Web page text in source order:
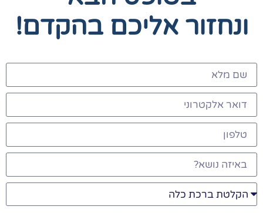
ונחזור אליכם בהקדם!